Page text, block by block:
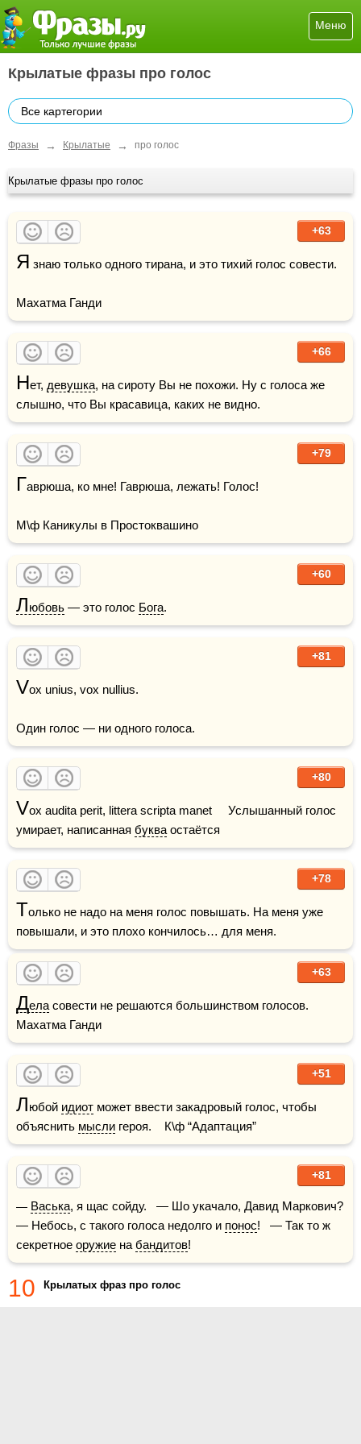
Меню
Крылатые фразы про голос
Все картегории
Фразы → Крылатые → про голос
Крылатые фразы про голос
+63
Я знаю только одного тирана, и это тихий голос совести.
Махатма Ганди
+66
Нет, девушка, на сироту Вы не похожи. Ну с голоса же
слышно, что Вы красавица, каких не видно.
+79
Гаврюша, ко мне! Гаврюша, лежать! Голос!
М\ф Каникулы в Простоквашино
+60
Любовь — это голос Бога.
+81
Vox unius, vox nullius.
Один голос — ни одного голоса.
+80
Vox audita perit, littera scripta manet     Услышанный голос
умирает, написанная буква остаётся
+78
Только не надо на меня голос повышать. На меня уже
повышали, и это плохо кончилось… для меня.
+63
Дела совести не решаются большинством голосов.
Махатма Ганди
+51
Любой идиот может ввести закадровый голос, чтобы
объяснить мысли героя.    К\ф “Адаптация”
+81
Васька, я щас сойду.   — Шо укачало, Давид Маркович?
— Небось, с такого голоса недолго и понос!   — Так то ж
секретное оружие на бандитов!
10 Крылатых фраз про голос